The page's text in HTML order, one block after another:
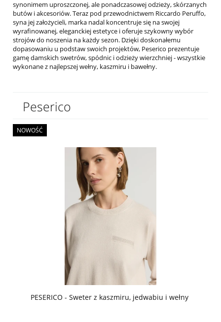
synonimem uproszczonej, ale ponadczasowej odzieży, skórzanych
butów i akcesoriów. Teraz pod przewodnictwem Riccardo Peruffo,
syna jej założycieli, marka nadal koncentruje się na swojej
wyrafinowanej, eleganckiej estetyce i oferuje szykowny wybór
strojów do noszenia na każdy sezon. Dzięki doskonałemu
dopasowaniu u podstaw swoich projektów, Peserico prezentuje
gamę damskich swetrów, spódnic i odzieży wierzchniej - wszystkie
wykonane z najlepszej wełny, kaszmiru i bawełny.
Peserico
PESERICO - Sweter z kaszmiru, jedwabiu i wełny
NOWOŚĆ